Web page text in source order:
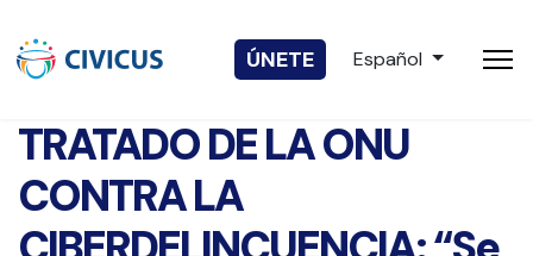
ÚNETE Seleccione su
Español
TRATADO DE LA ONU
CONTRA LA